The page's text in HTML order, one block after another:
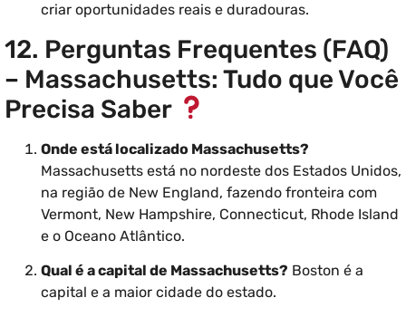
criar oportunidades reais e duradouras.
12. Perguntas Frequentes (FAQ)
– Massachusetts: Tudo que Você
Precisa Saber
Onde está localizado Massachusetts?
Massachusetts está no nordeste dos Estados Unidos,
na região de New England, fazendo fronteira com
Vermont, New Hampshire, Connecticut, Rhode Island
e o Oceano Atlântico.
Qual é a capital de Massachusetts? Boston é a
capital e a maior cidade do estado.